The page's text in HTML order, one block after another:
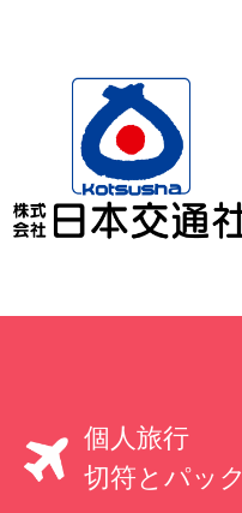
個人旅行
切符とパック